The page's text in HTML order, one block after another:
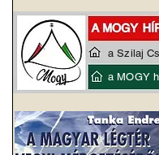
a Szilaj
a MOGY